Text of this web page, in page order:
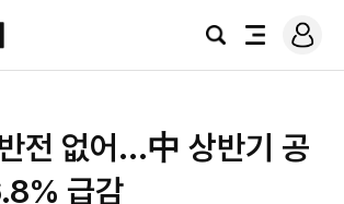
검
전
로
그
전 없어...中 상반기 공
급감